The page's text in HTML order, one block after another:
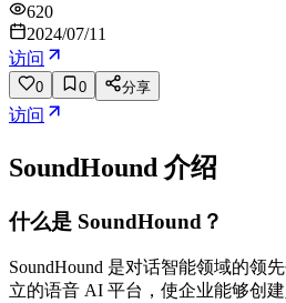
620
2024/07/11
访问
0 0 分享
访问
SoundHound 介绍
什么是 SoundHound？
SoundHound 是对话智能领域的领
立的语音 AI 平台，使企业能够创